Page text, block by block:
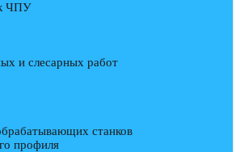
ЧПУ
и слесарных работ
станков
профиля